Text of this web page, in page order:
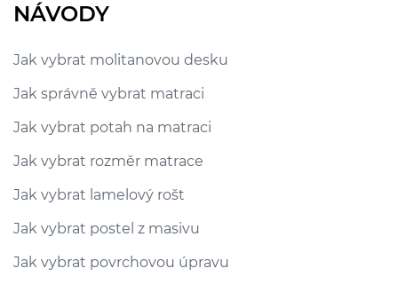
NÁVODY
Jak vybrat molitanovou desku
Jak správně vybrat matraci
Jak vybrat potah na matraci
Jak vybrat rozměr matrace
Jak vybrat lamelový rošt
Jak vybrat postel z masivu
Jak vybrat povrchovou úpravu